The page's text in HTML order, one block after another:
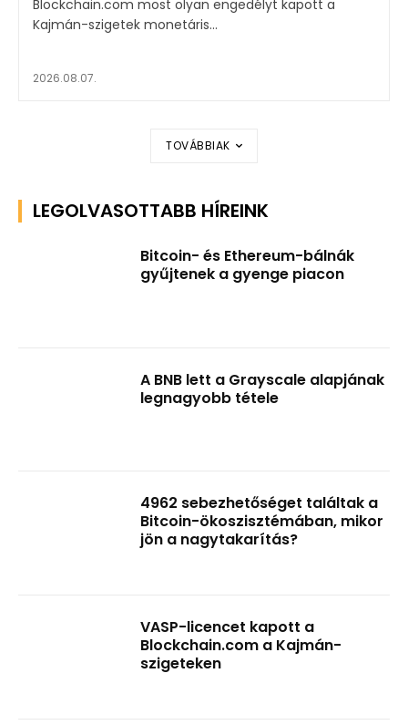
Blockchain.com most olyan engedélyt kapott a
Kajmán-szigetek monetáris...
2026.08.07.
TOVÁBBIAK
LEGOLVASOTTABB HÍREINK
Bitcoin- és Ethereum-bálnák
gyűjtenek a gyenge piacon
A BNB lett a Grayscale alapjának
legnagyobb tétele
4962 sebezhetőséget találtak a
Bitcoin-ökoszisztémában, mikor
jön a nagytakarítás?
VASP-licencet kapott a
Blockchain.com a Kajmán-
szigeteken